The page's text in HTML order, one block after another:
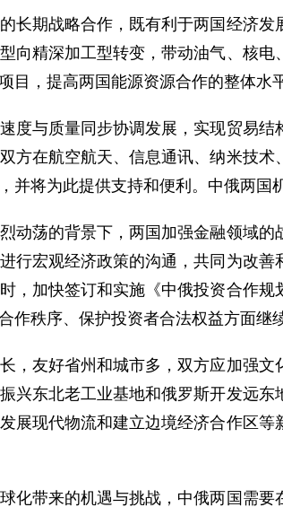
期战略合作，既有利于两国经济发
向精深加工型转变，带动油气、核电
，提高两国能源资源合作的整体水平
与质量同步协调发展，实现贸易结
在航空航天、信息通讯、纳米技术
将为此提供支持和便利。中俄两国
荡的背景下，两国加强金融领域的
行宏观经济政策的沟通，共同为改
，加快签订和实施《中俄投资合作
秩序、保护投资者合法权益方面继
友好省州和城市多，双方应加强文
兴东北老工业基地和俄罗斯开发远
展现代物流和建立边境经济合作区
带来的机遇与挑战，中俄两国需要